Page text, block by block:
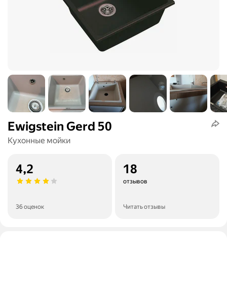
Ewigstein Gerd 50
Кухонные мойки
4,2
36 оценок
18
отзывов
Читать отзывы